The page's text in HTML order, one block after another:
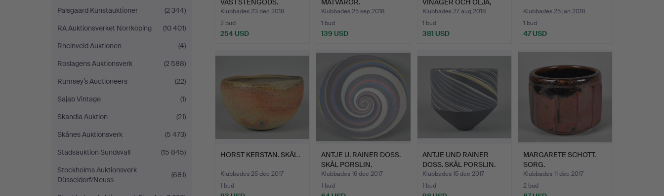
Palsgaard Kunstauktioner
(2 344)
RA Auktionsverket Norrköping
(10 401)
Rheinveld Auktionen
(4)
Roslagens Auktionsverk
(2 588)
Rumsey’s Auctioneers
(22)
Sajab Vintage
(1)
Skandia Auktion
(21)
Skånes Auktionsverk
(5 473)
Stadsauktion Sundsvall
(15 845)
Stockholms Auktionsverk
Düsseldorf/Neuss
(681)
VAS I STENGODS.
Klubbades 23 dec 2018
2 bud
254 USD
MATVAROR.
Klubbades 25 sep 2018
1 bud
139 USD
VINÄGER OCH OLJA,
CAPRON VAL…
Klubbades 27 aug 2018
1 bud
381 USD
Klubbades 25 jan 2018
1 bud
47 USD
HORST KERSTAN. SKÅL.
Klubbades 25 dec 2017
1 bud
ANTJE U. RAINER DOSS.
SKÅL PORSLIN.
Klubbades 16 dec 2017
1 bud
ANTJE UND RAINER
DOSS. SKÅL PORSLIN.
Klubbades 15 dec 2017
1 bud
MARGARETE SCHOTT.
SORG.
Klubbades 11 dec 2017
2 bud